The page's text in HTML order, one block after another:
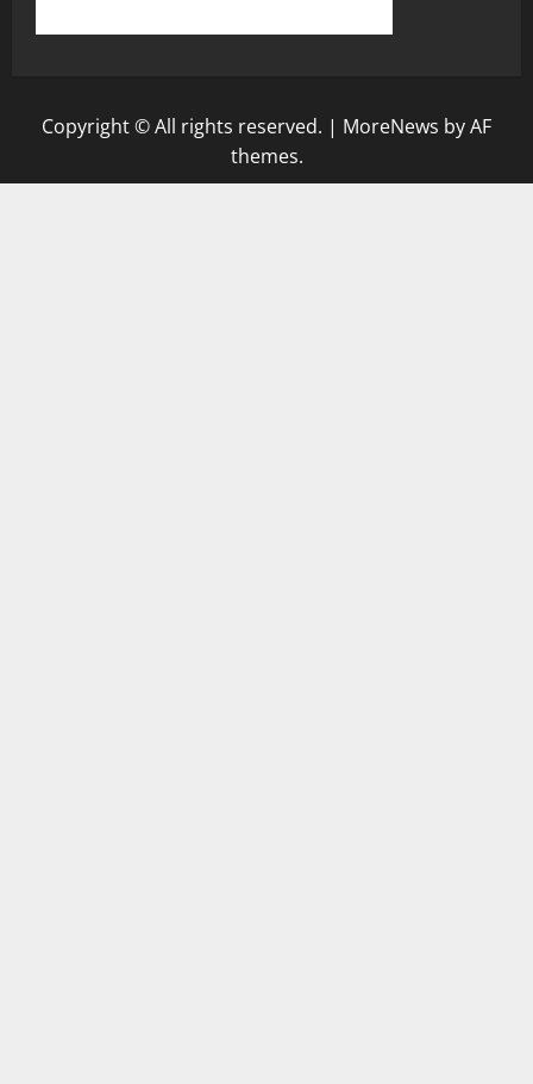
Copyright © All rights reserved. | MoreNews by AF
themes.